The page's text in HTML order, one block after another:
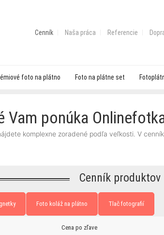
Cenník Naša práca Referencie
foto na plátno Foto na plátne set
Vam ponúka
komplexne zoradené podľa veľkosti. V
Cenník produktov
Foto koláž na plátno Tlač fotografií
Cena po zľave